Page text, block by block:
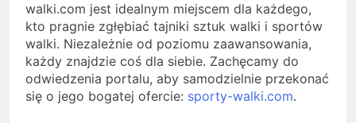
walki.com jest idealnym miejscem dla każdego,
kto pragnie zgłębiać tajniki sztuk walki i sportów
walki. Niezależnie od poziomu zaawansowania,
każdy znajdzie coś dla siebie. Zachęcamy do
odwiedzenia portalu, aby samodzielnie przekonać
się o jego bogatej ofercie: sporty-walki.com.